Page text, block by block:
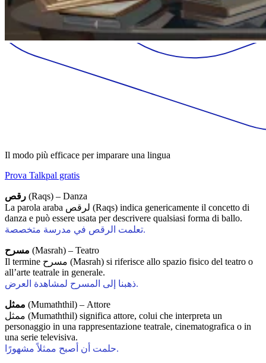
Il modo più efficace per imparare una lingua
Prova Talkpal gratis
رقص (Raqs) – Danza
La parola araba لرقص (Raqs) indica genericamente il concetto di
danza e può essere usata per descrivere qualsiasi forma di ballo.
تعلمت الرقص في مدرسة متخصصة.
مسرح (Masrah) – Teatro
Il termine مسرح (Masrah) si riferisce allo spazio fisico del teatro o
all’arte teatrale in generale.
ذهبنا إلى المسرح لمشاهدة العرض.
ممثل (Mumaththil) – Attore
ممثل (Mumaththil) significa attore, colui che interpreta un
personaggio in una rappresentazione teatrale, cinematografica o in
una serie televisiva.
حلمت أن أصبح ممثلاً مشهورًا.